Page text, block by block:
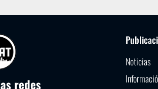
redes
Noticias